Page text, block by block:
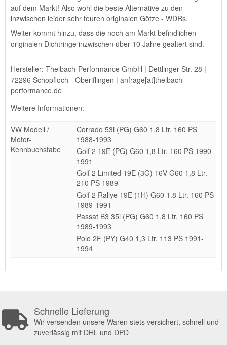
auf dem Markt! Also wohl die beste Alternative zu den
inzwischen leider sehr teuren originalen Götze - WDRs.
Weiter kommt hinzu, dass die noch am Markt befindlichen
originalen Dichtringe inzwischen über 10 Jahre gealtert sind.
Hersteller: Theibach-Performance GmbH | Dettlinger Str. 28 |
72296 Schopfloch - Oberiflingen | anfrage[at]theibach-
performance.de
Weitere Informationen:
VW Modell /
Motor-
Kennbuchstabe
Corrado 53i (PG) G60 1,8 Ltr. 160 PS
1988-1993
Golf 2 19E (PG) G60 1,8 Ltr. 160 PS 1990-
1991
Golf 2 Limited 19E (3G) 16V G60 1,8 Ltr.
210 PS 1989
Golf 2 Rallye 19E (1H) G60 1.8 Ltr. 160 PS
1989-1991
Passat B3 35i (PG) G60 1.8 Ltr. 160 PS
1989-1993
Polo 2F (PY) G40 1,3 Ltr. 113 PS 1991-
1994
Schnelle Lieferung
Wir versenden unsere Waren stets versichert, schnell und
zuverlässig mit DHL und DPD